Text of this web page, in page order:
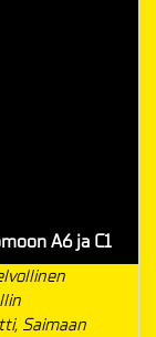
A6 ja C1
Saimaan